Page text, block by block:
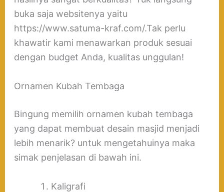
buka saja websitenya yaitu
https://www.satuma-kraf.com/.Tak perlu
khawatir kami menawarkan produk sesuai
dengan budget Anda, kualitas unggulan!
Ornamen Kubah Tembaga
Bingung memilih ornamen kubah tembaga
yang dapat membuat desain masjid menjadi
lebih menarik? untuk mengetahuinya maka
simak penjelasan di bawah ini.
Kaligrafi